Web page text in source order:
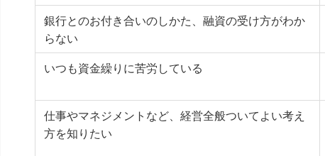
銀行とのお付き合いのしかた、融資の受け方がわか
らない
いつも資金繰りに苦労している
仕事やマネジメントなど、経営全般ついてよい考え
方を知りたい